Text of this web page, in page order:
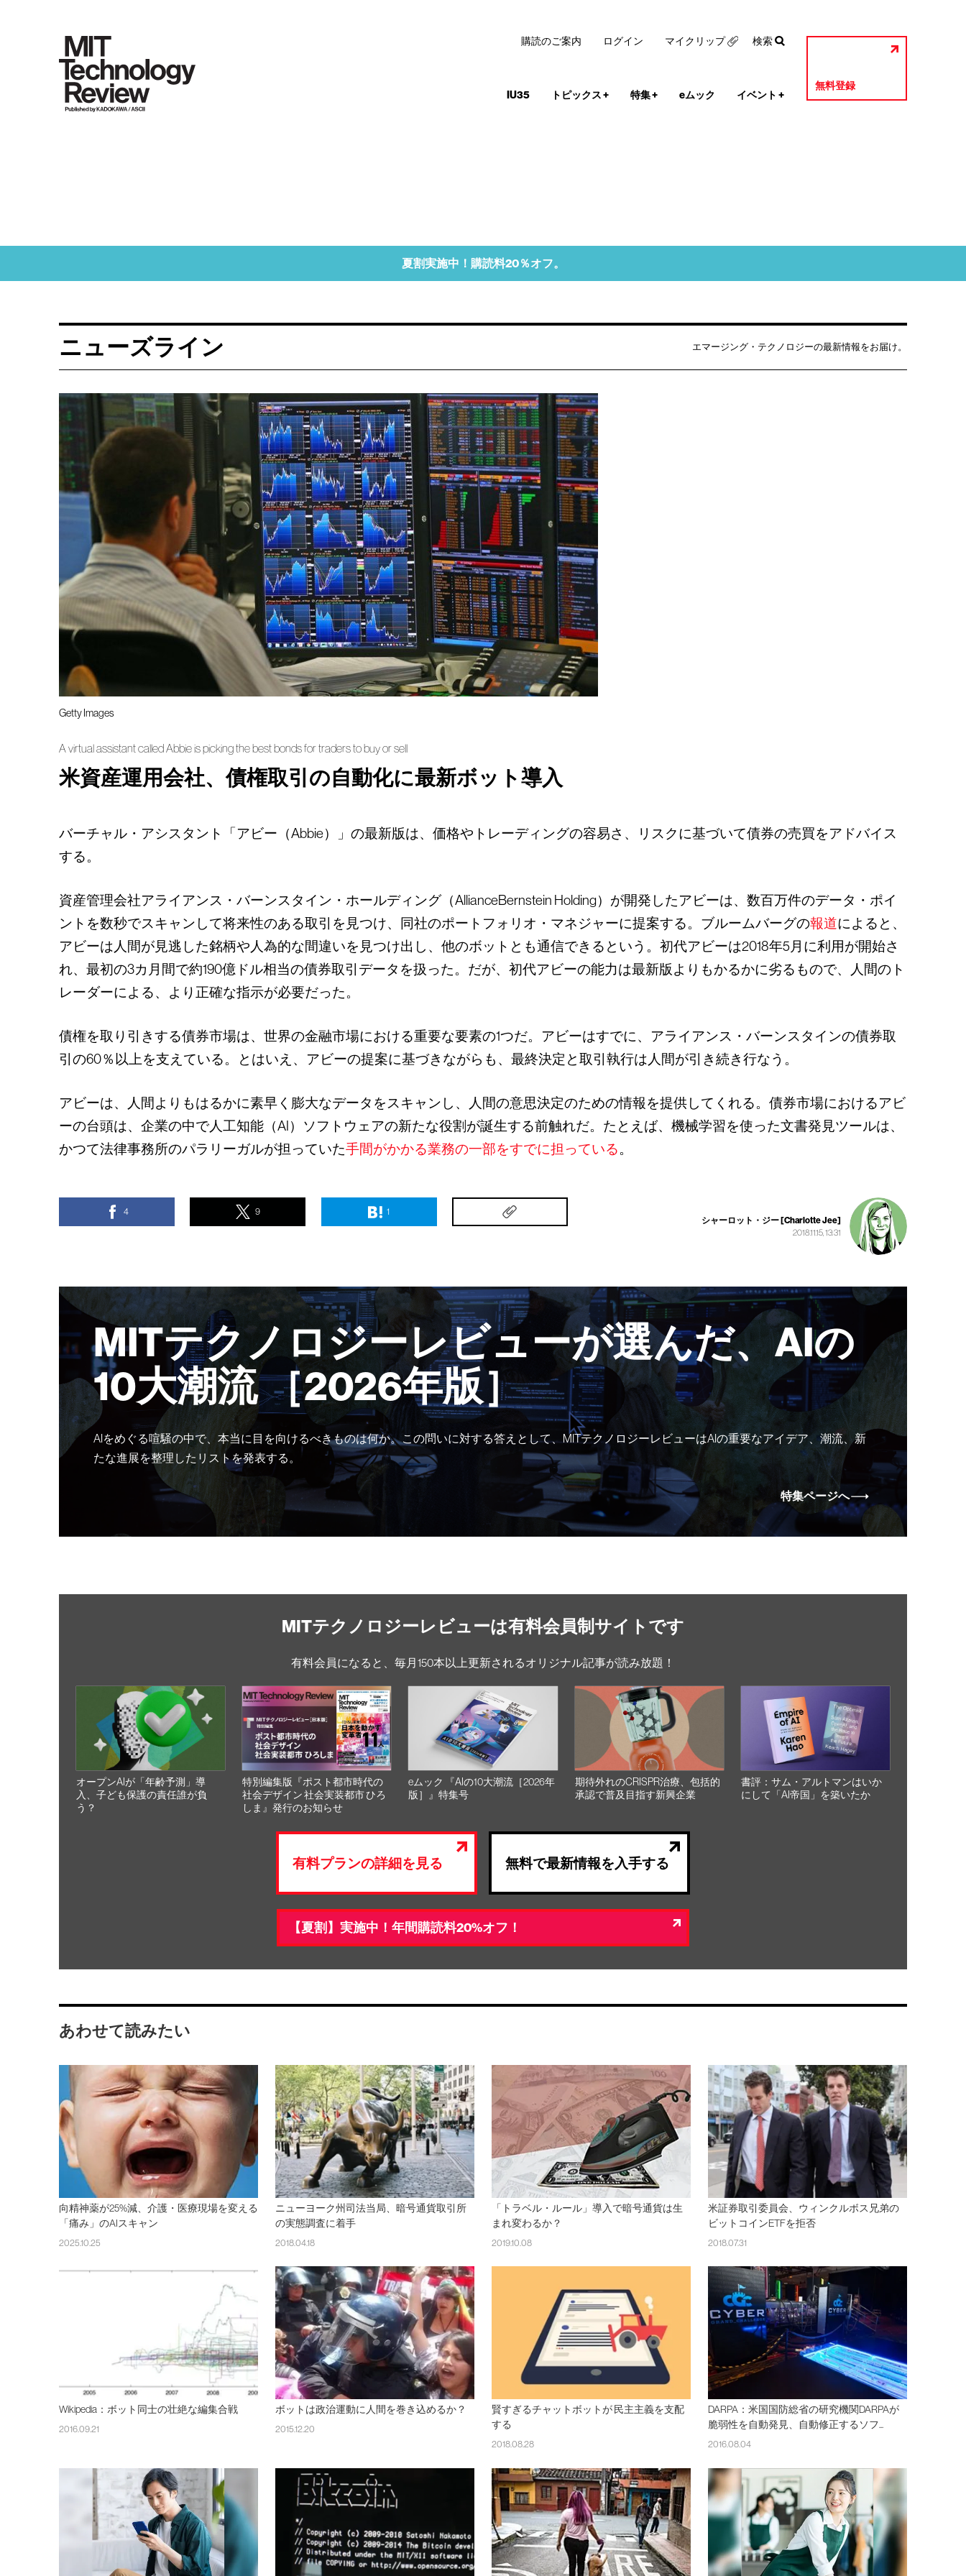
IU35 トピックス+ 特集+ eムック イベント +
無料登録
購読のご案内 ログイン マイクリップ 検索
夏割実施中！購読料20％オフ。
ニューズライン エマージング・テクノロジーの最新情報をお届け。
Getty Images
A virtual assistant called Abbie is picking the best bonds for traders to buy or sell
米資産運用会社、債権取引の自動化に最新ボット導入
バーチャル・アシスタント「アビー（Abbie）」の最新版は、価格やトレーディングの容易さ、リスクに基づいて債券の売買をアドバイス
する。
資産管理会社アライアンス・バーンスタイン・ホールディング（AllianceBernstein Holding）が開発したアビーは、数百万件のデータ・ポイ
ントを数秒でスキャンして将来性のある取引を見つけ、同社のポートフォリオ・マネジャーに提案する。ブルームバーグの報道によると、
アビーは人間が見逃した銘柄や人為的な間違いを見つけ出し、他のボットとも通信できるという。初代アビーは2018年5月に利用が開始さ
れ、最初の3カ月間で約190億ドル相当の債券取引データを扱った。だが、初代アビーの能力は最新版よりもかるかに劣るもので、人間のト
レーダーによる、より正確な指示が必要だった。
債権を取り引きする債券市場は、世界の金融市場における重要な要素の1つだ。アビーはすでに、アライアンス・バーンスタインの債券取
引の60％以上を支えている。とはいえ、アビーの提案に基づきながらも、最終決定と取引執行は人間が引き続き行なう。
アビーは、人間よりもはるかに素早く膨大なデータをスキャンし、人間の意思決定のための情報を提供してくれる。債券市場におけるアビ
ーの台頭は、企業の中で人工知能（AI）ソフトウェアの新たな役割が誕生する前触れだ。たとえば、機械学習を使った文書発見ツールは、
かつて法律事務所のパラリーガルが担っていた手間がかかる業務の一部をすでに担っている。
4 9 1
シャーロット・ジー [Charlotte Jee]
2018.11.15, 13:31
MITテクノロジーレビューが選んだ、AIの
10大潮流 ［2026年版］
AIをめぐる喧騒の中で、本当に目を向けるべきものは何か。この問いに対する答えとして、MITテクノロジーレビューはAIの重要なアイデア、潮流、新
たな進展を整理したリストを発表する。
特集ページへ
MITテクノロジーレビューは有料会員制サイトです
有料会員になると、毎月150本以上更新されるオリジナル記事が読み放題！
オープンAIが「年齢予測」導
入、子ども保護の責任誰が負
う？
特別編集版『ポスト都市時代の
社会デザイン 社会実装都市 ひろ
しま』発行のお知らせ
eムック 『AIの10大潮流［2026年
版］』特集号
期待外れのCRISPR治療、包括的
承認で普及目指す新興企業
書評：サム・アルトマンはいか
にして「AI帝国」を築いたか
有料プランの詳細を見る 無料で最新情報を入手する
【夏割】実施中！年間購読料20%オフ！
あわせて読みたい
向精神薬が25%減、介護・医療現場を変える
「痛み」のAIスキャン
2025.10.25
ニューヨーク州司法当局、暗号通貨取引所
の実態調査に着手
2018.04.18
「トラベル・ルール」導入で暗号通貨は生
まれ変わるか？
2019.10.08
米証券取引委員会、ウィンクルボス兄弟の
ビットコインETFを拒否
2018.07.31
Wikipedia：ボット同士の壮絶な編集合戦
2016.09.21
ボットは政治運動に人間を巻き込めるか？
2015.12.20
賢すぎるチャットボットが 民主主義を支配
する
2018.08.28
DARPA：米国国防総省の研究機関DARPAが
脆弱性を自動発見、自動修正するソフ...
2016.08.04